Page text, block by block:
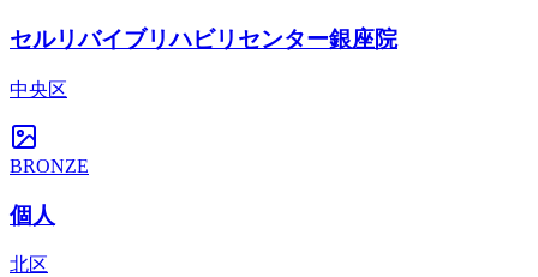
セルリバイブリハビリセンター銀座院
中央区
BRONZE
個人
北区